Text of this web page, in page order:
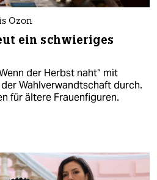
Ozon
ein schwieriges
der Herbst naht“ mit
Wahlverwandtschaft durch.
für ältere Frauenfiguren.